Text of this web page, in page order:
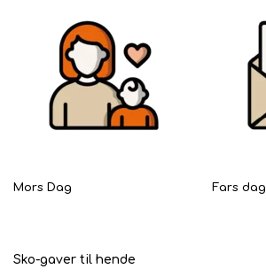
Mors Dag Fars dag
Sko-gaver til hende